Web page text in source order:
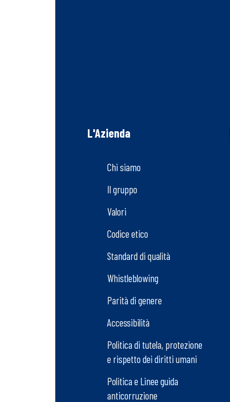
L'Azienda
Chi siamo
Il gruppo
Valori
Codice etico
Standard di qualità
Whistleblowing
Parità di genere
Accessibilità
Politica di tutela, protezione
e rispetto dei diritti umani
Politica e Linee guida
anticorruzione